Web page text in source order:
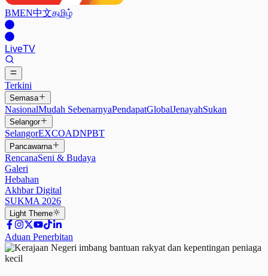
BMEN中文தமிழ்
LiveTV
Terkini
Semasa
NasionalMudah SebenarnyaPendapatGlobalJenayahSukan
Selangor
SelangorEXCOADNPBT
Pancawarna
RencanaSeni & Budaya
Galeri
Hebahan
Akhbar Digital
SUKMA 2026
Light Theme
Aduan Penerbitan